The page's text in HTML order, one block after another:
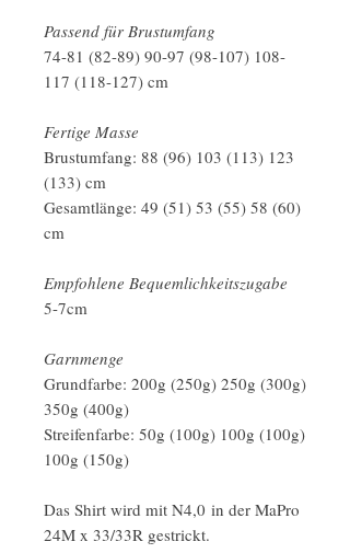
Passend für Brustumfang
74-81 (82-89) 90-97 (98-107) 108-
117 (118-127) cm
Fertige Masse
Brustumfang: 88 (96) 103 (113) 123
(133) cm
Gesamtlänge: 49 (51) 53 (55) 58 (60)
cm
Empfohlene Bequemlichkeitszugabe
5-7cm
Garnmenge
Grundfarbe: 200g (250g) 250g (300g)
350g (400g)
Streifenfarbe: 50g (100g) 100g (100g)
100g (150g)
Das Shirt wird mit N4,0 in der MaPro
24M x 33/33R gestrickt.